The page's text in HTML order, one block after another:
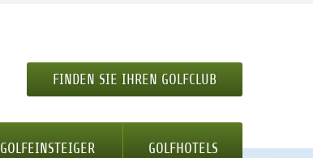
FINDEN SIE IHREN GOLFCLUB
GOLFEINSTEIGER GOLFHOTELS